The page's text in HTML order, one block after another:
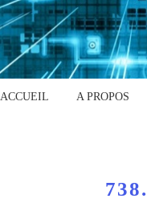
ACCUEIL A PROPOS